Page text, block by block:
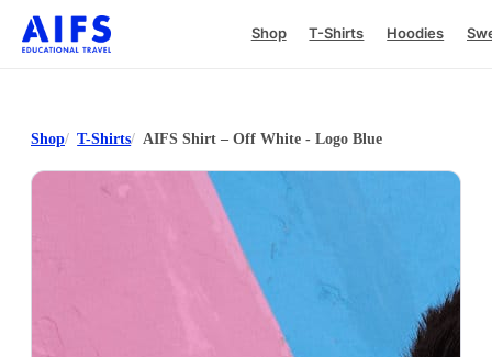
Shop T-Shirts Hoodies
Shop T-Shirts AIFS Shirt – Off White - Logo Blue